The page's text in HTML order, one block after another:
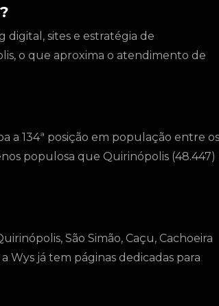
digital, sites e estratégia de
o que aproxima o atendimento de
a 134ª posição em população entre os
populosa que Quirinópolis (48.447)
São Simão, Caçu, Cachoeira
Wys já tem páginas dedicadas para